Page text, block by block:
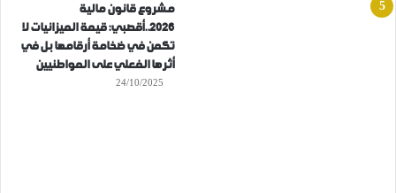
مشروع قانون مالية
2026..أقصبي: قيمة الميزانيات لا
تكمن في ضخامة أرقامها بل في
أثرها الفعلي على المواطنيين
24/10/2025